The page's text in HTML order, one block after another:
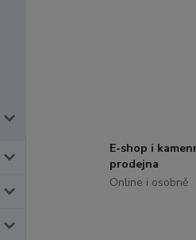
E-shop i
prodejna
Online i osobně